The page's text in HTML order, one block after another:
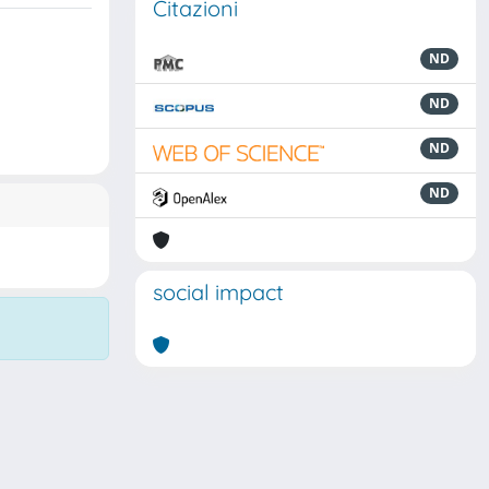
Citazioni
ND
ND
ND
ND
social impact